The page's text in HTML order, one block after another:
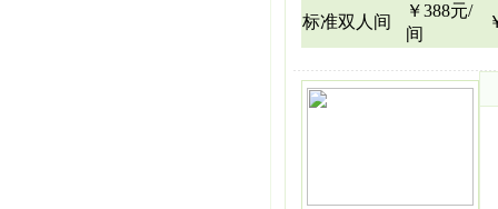
标准双人间
￥388元/
间